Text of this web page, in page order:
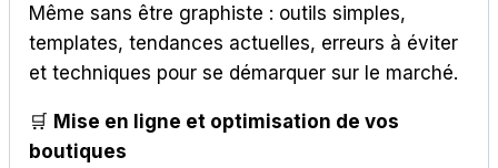
Même sans être graphiste : outils simples,
templates, tendances actuelles, erreurs à éviter
et techniques pour se démarquer sur le marché.
🛒 Mise en ligne et optimisation de vos
boutiques